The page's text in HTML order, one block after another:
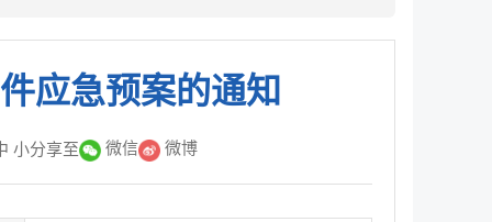
应急预案的通知
小分享至 微信 微博